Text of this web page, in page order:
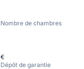
Nombre de chambres
€
Dépôt de garantie